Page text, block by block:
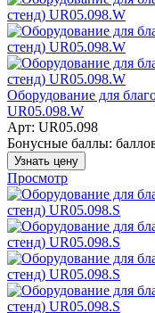
Оборудование для
UR05.098.W
Арт: UR05.098
Бонусные баллы:
Узнать цену
Просмотр